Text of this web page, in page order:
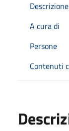
Descrizione
A cura di
Persone
Contenuti